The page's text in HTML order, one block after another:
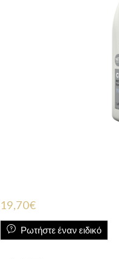
19,70€
Ρωτήστε έναν ειδικό